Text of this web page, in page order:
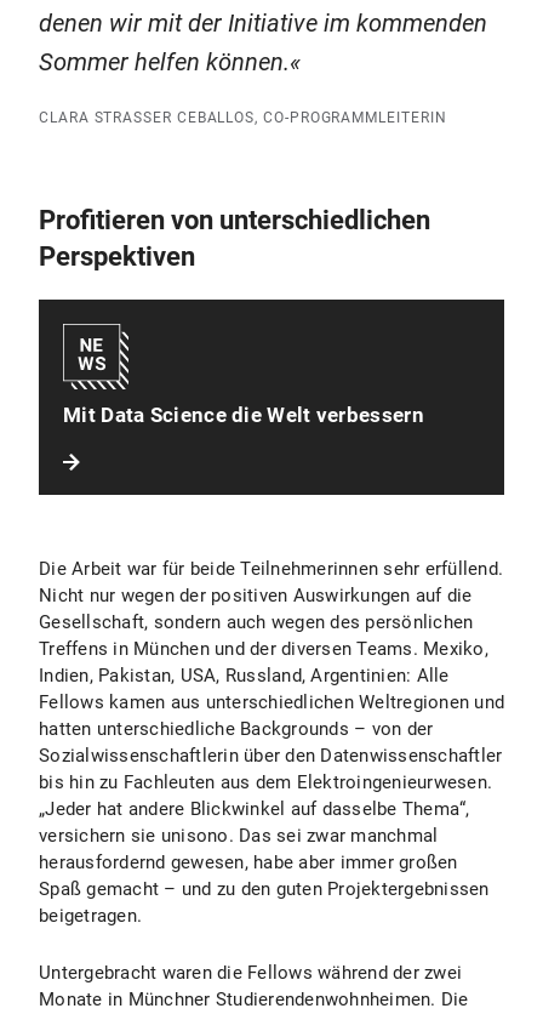
denen wir mit der Initiative im kommenden
Sommer helfen können.
CLARA STRASSER CEBALLOS, CO-PROGRAMMLEITERIN
Profitieren von unterschiedlichen
Perspektiven
Mit Data Science die Welt verbessern
Die Arbeit war für beide Teilnehmerinnen sehr erfüllend.
Nicht nur wegen der positiven Auswirkungen auf die
Gesellschaft, sondern auch wegen des persönlichen
Treffens in München und der diversen Teams. Mexiko,
Indien, Pakistan, USA, Russland, Argentinien: Alle
Fellows kamen aus unterschiedlichen Weltregionen und
hatten unterschiedliche Backgrounds – von der
Sozialwissenschaftlerin über den Datenwissenschaftler
bis hin zu Fachleuten aus dem Elektroingenieurwesen.
„Jeder hat andere Blickwinkel auf dasselbe Thema“,
versichern sie unisono. Das sei zwar manchmal
herausfordernd gewesen, habe aber immer großen
Spaß gemacht – und zu den guten Projektergebnissen
beigetragen.
Untergebracht waren die Fellows während der zwei
Monate in Münchner Studierendenwohnheimen. Die